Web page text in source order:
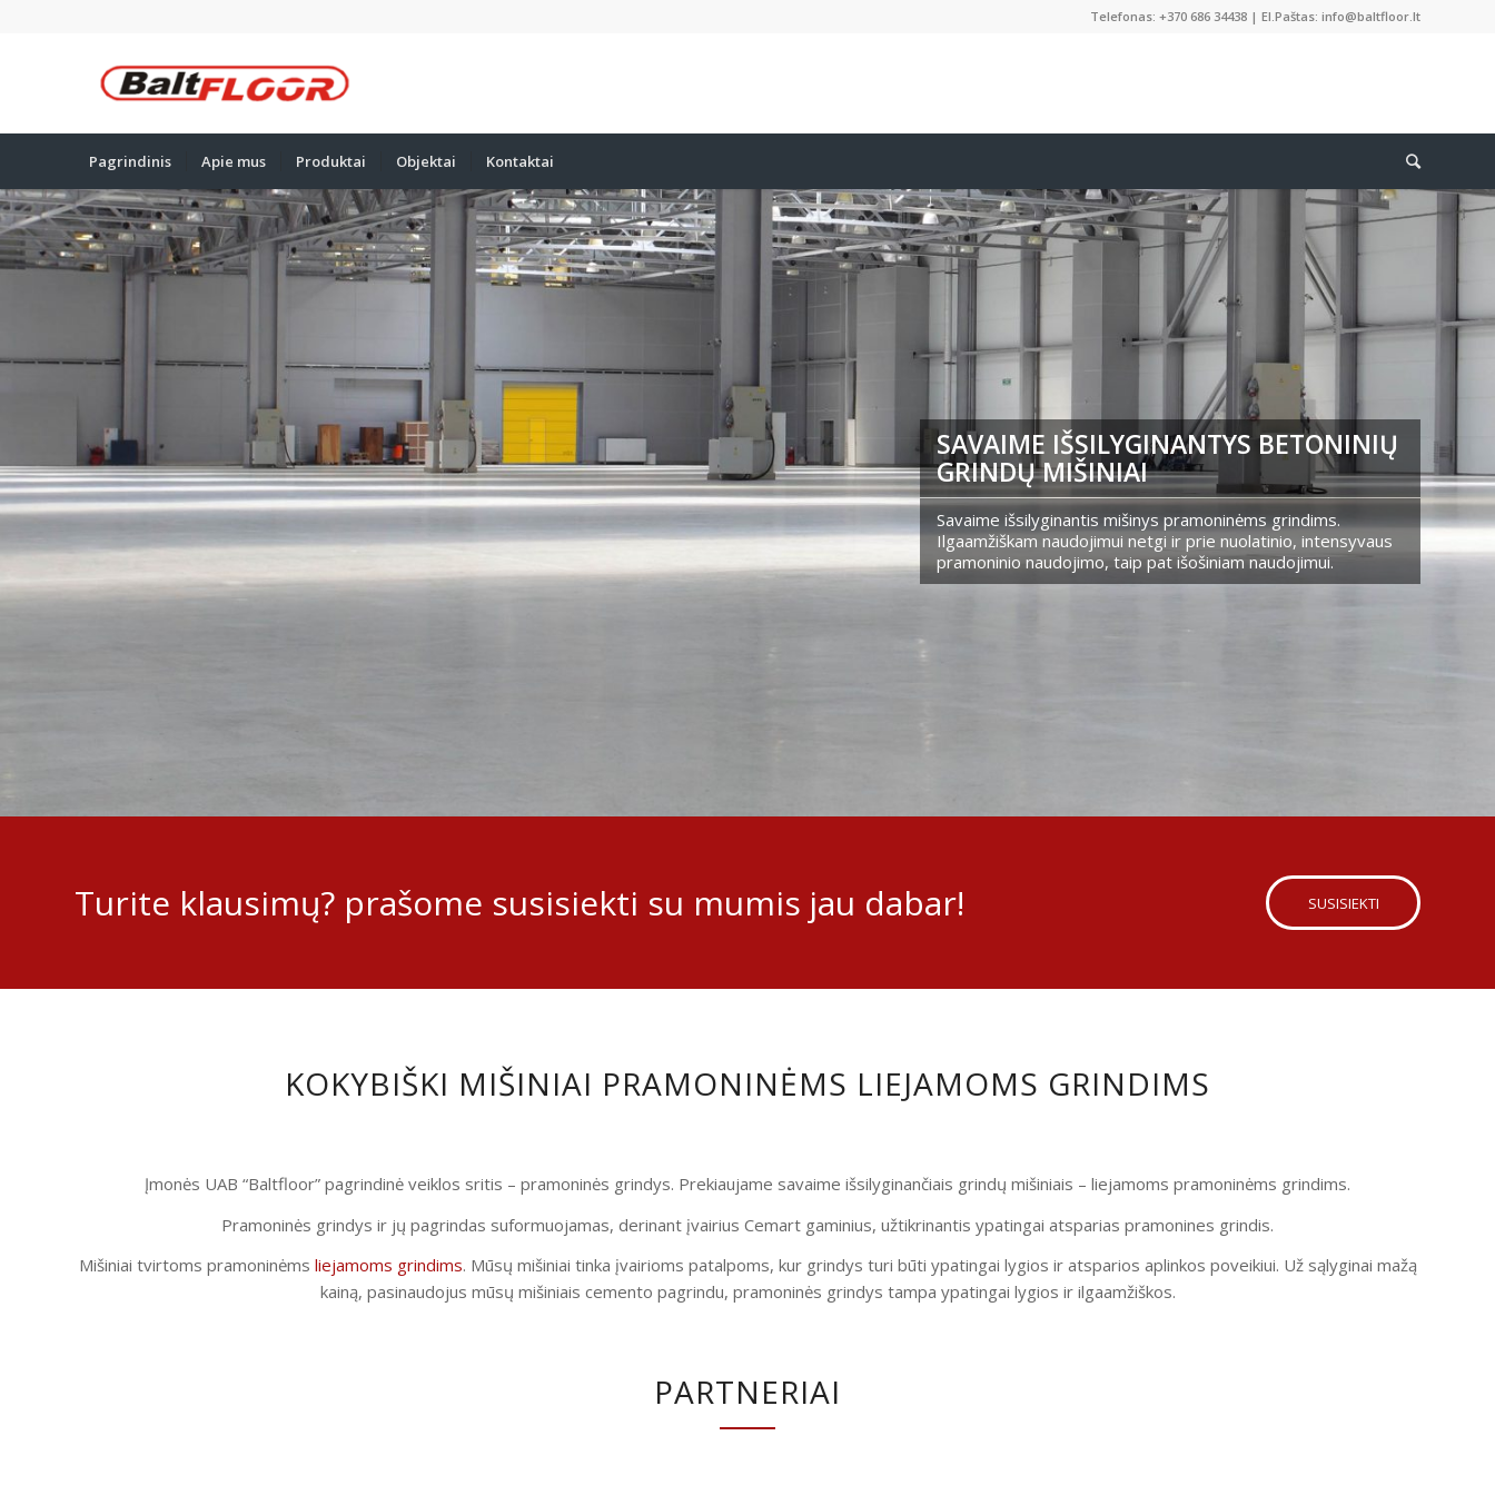
Telefonas: +370 686 34438 | El.Paštas: info@baltfloor.lt
Pagrindinis Apie mus Produktai Objektai Kontaktai
SAVAIME IŠSILYGINANTYS BETONINIŲ
GRINDŲ MIŠINIAI
Savaime išsilyginantis mišinys pramoninėms grindims.
Ilgaamžiškam naudojimui netgi ir prie nuolatinio, intensyvaus
pramoninio naudojimo, taip pat išošiniam naudojimui.
Turite klausimų? prašome susisiekti su mumis jau dabar! SUSISIEKTI
KOKYBIŠKI MIŠINIAI PRAMONINĖMS LIEJAMOMS GRINDIMS
Įmonės UAB “Baltfloor” pagrindinė veiklos sritis – pramoninės grindys. Prekiaujame savaime išsilyginančiais grindų mišiniais – liejamoms pramoninėms grindims.
Pramoninės grindys ir jų pagrindas suformuojamas, derinant įvairius Cemart gaminius, užtikrinantis ypatingai atsparias pramonines grindis.
Mišiniai tvirtoms pramoninėms liejamoms grindims. Mūsų mišiniai tinka įvairioms patalpoms, kur grindys turi būti ypatingai lygios ir atsparios aplinkos poveikiui. Už sąlyginai mažą
kainą, pasinaudojus mūsų mišiniais cemento pagrindu, pramoninės grindys tampa ypatingai lygios ir ilgaamžiškos.
PARTNERIAI